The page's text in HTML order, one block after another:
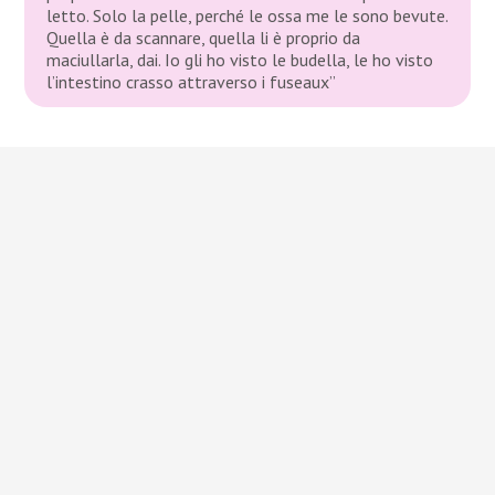
letto. Solo la pelle, perché le ossa me le sono bevute.
Quella è da scannare, quella li è proprio da
maciullarla, dai. Io gli ho visto le budella, le ho visto
l’intestino crasso attraverso i fuseaux”